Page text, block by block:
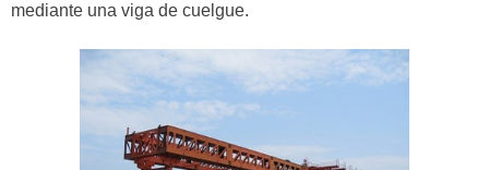
mediante una viga de cuelgue.